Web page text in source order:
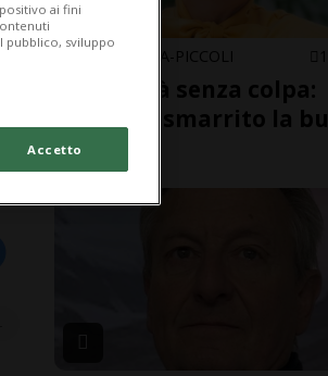
SARA BERETTA-PICCOLI
La società senza colpa:
abbiamo smarrito la
morale?
ai fini
pubblico, sviluppo
Accetto